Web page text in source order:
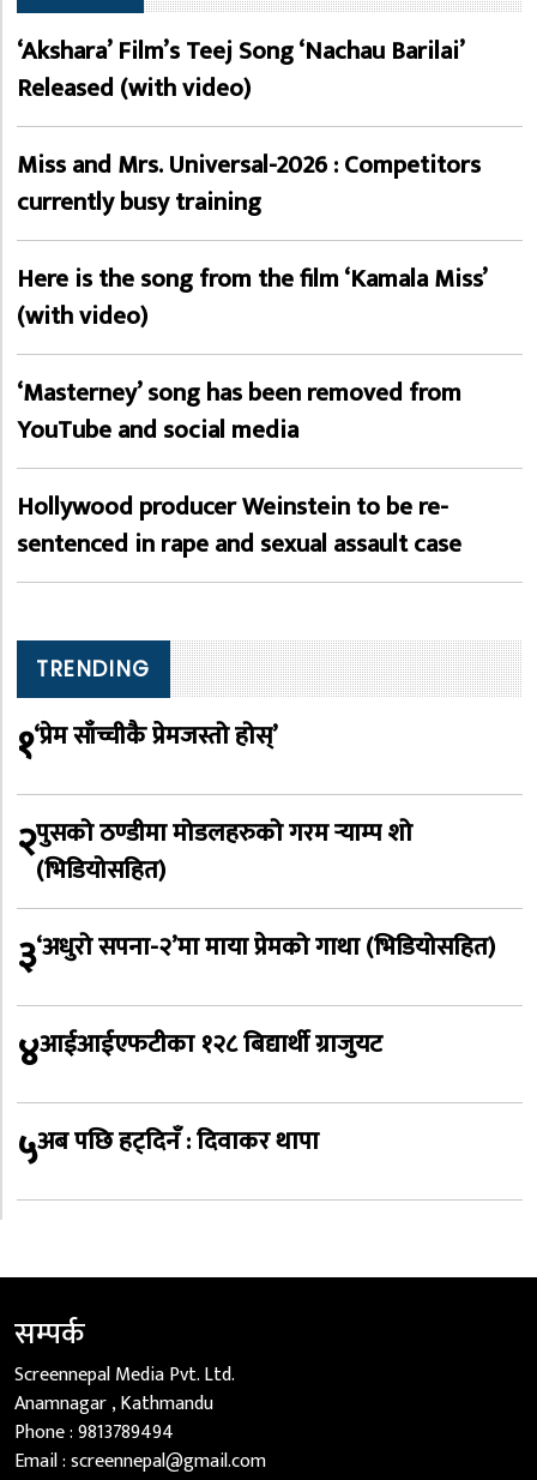
‘Akshara’ Film’s Teej Song ‘Nachau Barilai’
Released (with video)
Miss and Mrs. Universal-2026 : Competitors
currently busy training
Here is the song from the film ‘Kamala Miss’
(with video)
‘Masterney’ song has been removed from
YouTube and social media
Hollywood producer Weinstein to be re-
sentenced in rape and sexual assault case
TRENDING
१‘प्रेम साँच्चीकै प्रेमजस्तो होस्’
२पुसको ठण्डीमा मोडलहरुको गरम र्‍याम्प शो
(भिडियोसहित)
३‘अधुरो सपना-२’मा माया प्रेमको गाथा (भिडियोसहित)
४आईआईएफटीका १२८ बिद्यार्थी ग्राजुयट
५अब पछि हट्दिनँ : दिवाकर थापा
सम्पर्क
Screennepal Media Pvt. Ltd.
Anamnagar , Kathmandu
Phone :9813789494
Email :screennepal@gmail.com